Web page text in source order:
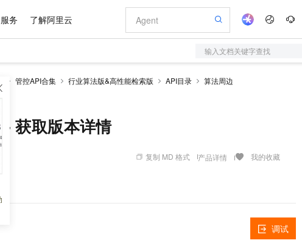
服务 了解阿里云
输入文档关键字查找
管控API合集 行业算法版&高性能检索版 API目录
算法周边
获取版本详情
复制 MD 格式 产品详情 我的收藏
调试
大模型服务平台百炼
最新旗舰模型，长程编程与推理利器
图片和视频生成
与网站
存储 OSS
式AI开发、训练和推理服务
CN
100%兼容MySQL、PostgreSQL，兼容Oracle，支持集中和分布式
译宝，AI翻译排版一步到位
5.2：长任务时代开源旗舰模型
进化，持久记忆，越用越聪明
Code + GStack 打造工程团队
以可视化方式快速构建移动和 PC 门户网站
特惠
AI 普惠权益
云 OPC 创新助力计划
百万元 Token 补贴，加速一人公司成长
Max 首发尝鲜，限时加量 10 倍，夜间低至2折
办公，限时限量积分加倍
AI 场景体验
0 代码专业建站，无忧落地极速上线
计算器
助选配和估算价格
优势
算力普惠，释放技术红利
配置报价器
与 API
集
机三要素
实名认证
文字识别
查验
基础软件
Docker
产品伙伴
品生态集成认证中心
生态伙伴工作台
产品伙伴合作计划
数据库合作计划
增值服务
支持计划
增值服务台
实践
阿里云认证
实践
春晚
战略参考
的中国
模力时刻
市场活动
活动全景